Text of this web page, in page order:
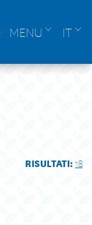
MENU IT
RISULTATI:18